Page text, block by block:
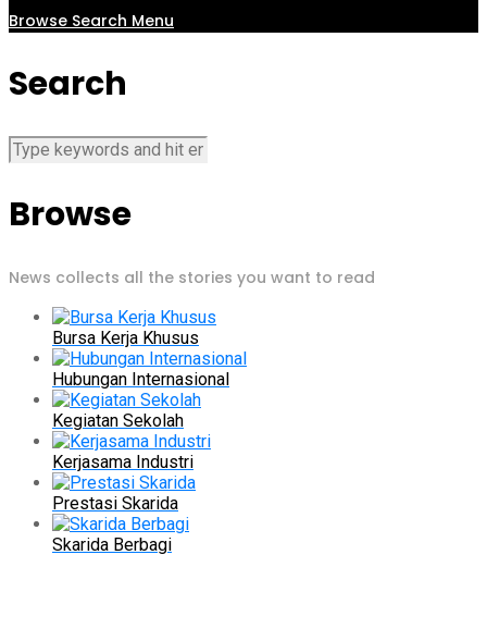
Browse Search Menu
Search
Browse
News collects all the stories you want to read
Bursa Kerja Khusus
Hubungan Internasional
Kegiatan Sekolah
Kerjasama Industri
Prestasi Skarida
Skarida Berbagi